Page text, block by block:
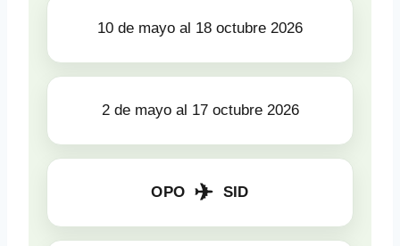
10 de mayo al 18 octubre 2026
2 de mayo al 17 octubre 2026
OPO ✈ SID